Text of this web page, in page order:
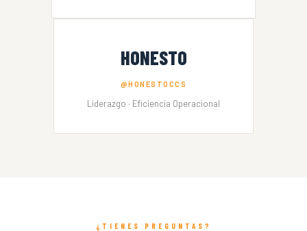
HONESTO
@HONESTOCCS
Liderazgo · Eficiencia Operacional
¿TIENES PREGUNTAS?